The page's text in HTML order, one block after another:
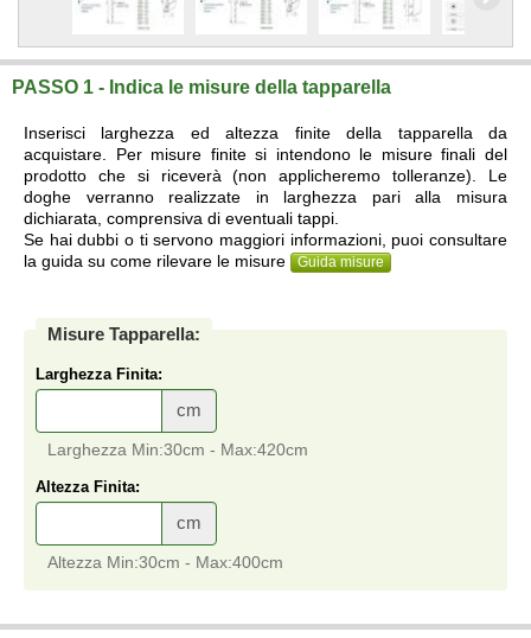
PASSO 1 - Indica le misure della tapparella
Inserisci larghezza ed altezza finite della tapparella da
acquistare. Per misure finite si intendono le misure finali del
prodotto che si riceverà (non applicheremo tolleranze). Le
doghe verranno realizzate in larghezza pari alla misura
dichiarata, comprensiva di eventuali tappi.
Se hai dubbi o ti servono maggiori informazioni, puoi consultare
la guida su come rilevare le misure
Guida misure
Misure Tapparella:
Larghezza Finita:
cm
Larghezza Min:30cm - Max:420cm
Altezza Finita:
cm
Altezza Min:30cm - Max:400cm